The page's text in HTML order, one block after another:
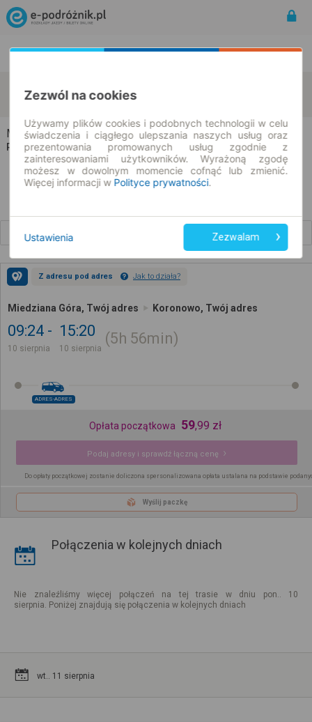
10.08.2026 | -- : --
Miedziana Góra → Koronowo
Rozkład jazdy i bilety
Z adresu pod adres Jak to działa?
Miedziana Góra, Twój adres Koronowo, Twój adres
09:24
10 sierpnia
15:20
10 sierpnia
5h 56min
ADRES-ADRES
Opłata początkowa 59,99 zł
Podaj adresy i sprawdź łączną cenę
Do opłaty początkowej zostanie doliczona spersonalizowana opłata ustalana na podstawie
Wyślij paczkę
Połączenia w kolejnych dniach
Nie znaleźliśmy więcej połączeń na tej trasie w dniu pon.. 10
sierpnia. Poniżej znajdują się połączenia w kolejnych dniach
wt.. 11 sierpnia
Zezwól na cookies
Używamy plików cookies i podobnych technologii w celu
świadczenia i ciągłego ulepszania naszych usług oraz
prezentowania promowanych usług zgodnie z
zainteresowaniami użytkowników. Wyrażoną zgodę
możesz w dowolnym momencie cofnąć lub zmienić.
Więcej informacji w Polityce prywatności.
Ustawienia Zezwalam